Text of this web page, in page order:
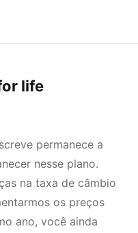
life
permanece a
nesse plano.
na taxa de câmbio
os preços
ano, você ainda